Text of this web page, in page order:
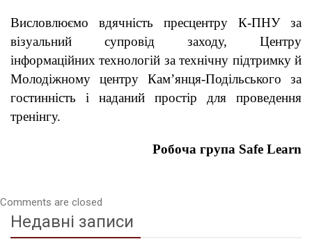
Висловлюємо вдячність пресцентру К-ПНУ за
візуальний супровід заходу, Центру
інформаційних технологій за технічну підтримку й
Молодіжному центру Кам’янця-Подільського за
гостинність і наданий простір для проведення
тренінгу.
Робоча група Safe Learn
Comments are closed
Недавні записи